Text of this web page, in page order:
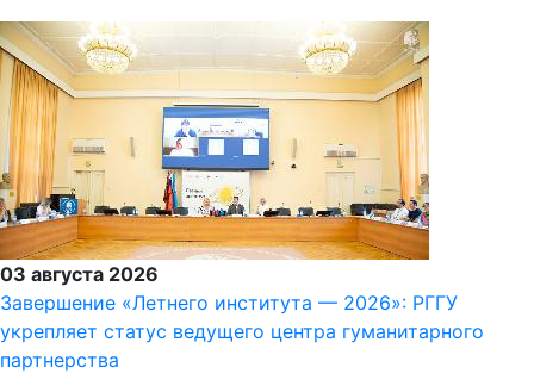
03 августа 2026
Завершение «Летнего института — 2026»: РГГУ
укрепляет статус ведущего центра гуманитарного
партнерства